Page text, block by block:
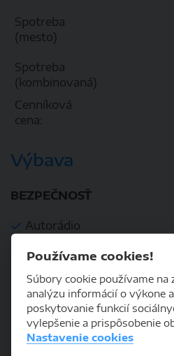
Spotreba
(mesto)
Spotreba
(kombinovaná)
Cenníková
cena:
Výbava
BEZPEČNOSŤ
Autorádio
Hmlovky
Klimatizácia
Nezávislé kúrenie
Používame cookies!
Súbory cookie používame na
analýzu informácií o výkone
poskytovanie funkcií
vylepšenie a prispôsobenie
Nastavenie cookies